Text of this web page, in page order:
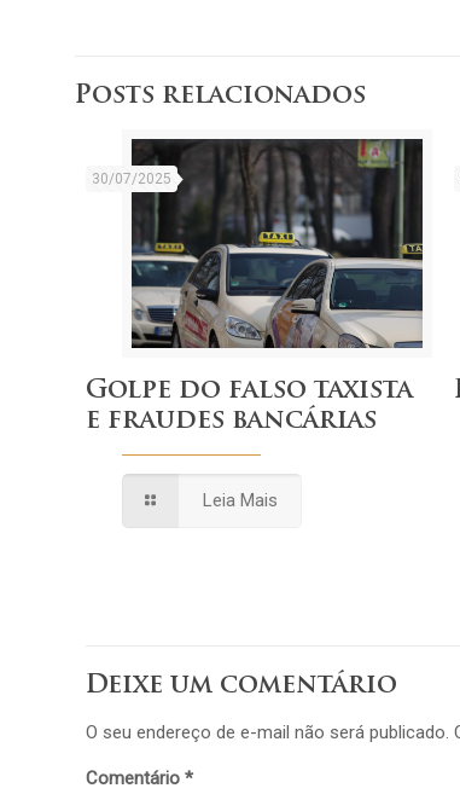
Posts relacionados
30/07/2025
Golpe do falso taxista
e fraudes bancárias
Leia Mais
Deixe um comentário
O seu endereço de e-mail não será publicado.
Comentário*